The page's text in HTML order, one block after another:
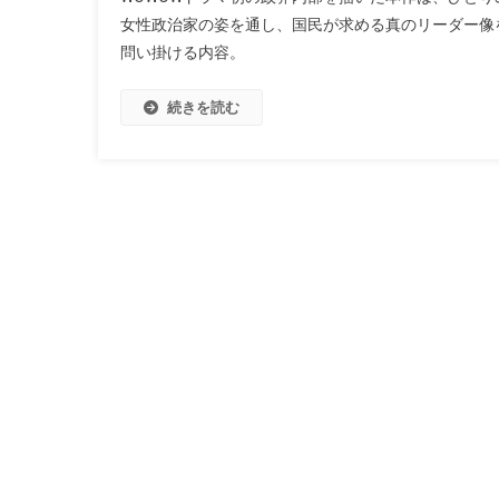
女性政治家の姿を通し、国民が求める真のリーダー像
問い掛ける内容。
続きを読む